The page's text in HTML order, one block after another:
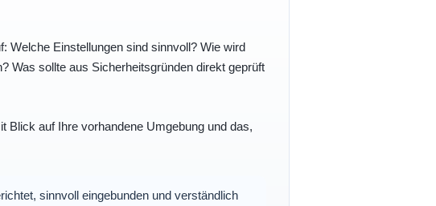
Welche Einstellungen sind sinnvoll? Wie wird
Was sollte aus Sicherheitsgründen direkt geprüft
Blick auf Ihre vorhandene Umgebung und das,
sinnvoll eingebunden und verständlich